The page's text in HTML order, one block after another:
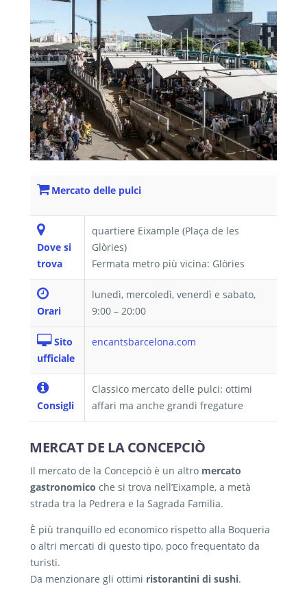
Mercato delle pulci
Dove si
trova
quartiere Eixample (Plaça de les
Glòries)
Fermata metro più vicina: Glòries
Orari
lunedì, mercoledì, venerdì e sabato,
9:00 – 20:00
Sito
ufficiale
encantsbarcelona.com
Consigli
Classico mercato delle pulci: ottimi
affari ma anche grandi fregature
MERCAT DE LA CONCEPCIÒ
Il mercato de la Concepciò è un altro mercato
gastronomico che si trova nell’Eixample, a metà
strada tra la Pedrera e la Sagrada Familia.
È più tranquillo ed economico rispetto alla Boqueria
o altri mercati di questo tipo, poco frequentato da
turisti.
Da menzionare gli ottimi ristorantini di sushi.